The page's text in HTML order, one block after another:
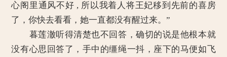
心阁里通风不好 , 所以我着人将王妃移到先前的喜房
了，你快去看看，她一直都没有醒过来。”
暮莲澈听得清楚也不回答，确切的说是他根本就
没有心思回答了，手中的缰绳一抖，座下的马便如飞